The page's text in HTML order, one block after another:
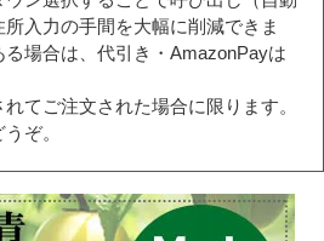
入力の手間を大幅に削減できま
場合は、代引き・AmazonPayは
てご注文された場合に限ります。
ぞ。